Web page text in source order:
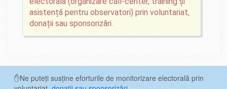
asistență pentru observatori) prin voluntariat,
donații sau sponsorizări.
✋Ne puteți susține eforturile de monitorizare electorală prin